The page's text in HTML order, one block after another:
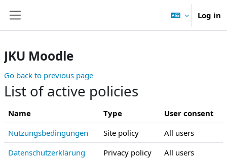
Log in
JKU Moodle
Go back to previous page
List of active policies
Name Type
User consent
Nutzungsbedingungen
Site policy
All users
Datenschutzerklärung
Privacy policy All users